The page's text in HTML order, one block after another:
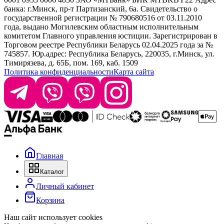
info@krasabel.by
Офис: г. Минск, ул. Тимирязева 65Б, офис 1509
Склад: г. Минск, ул. Домбровская, 15
Время работы: пн–чт 9:00–17:30, пт 9:00–17:00
банка: г.Минск, пр-т Партизанский, 6а. Свидетельство о
государственной регистрации № 790680516 от 03.11.2010
года, выдано Могилевским областным исполнительным
комитетом Главного управления юстиции. Зарегистрирован в
Торговом реестре Республики Беларусь 02.04.2025 года за №
745857. Юр.адрес: Республика Беларусь, 220035, г.Минск, ул.
Тимирязева, д. 65Б, пом. 169, каб. 1509
Политика конфиденциальностиКарта сайта
Главная
Каталог
Личный кабинет
Корзина
Наш сайт использует cookies